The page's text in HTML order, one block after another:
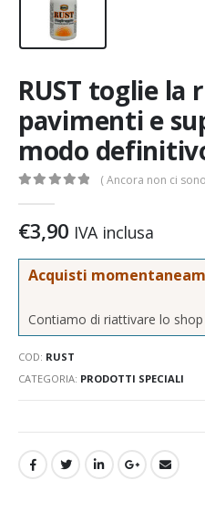
RUST toglie la
pavimenti e
modo
( Ancora non ci
€3,90 IVA inclusa
Acquisti
Contiamo di riattivare lo
COD: RUST
CATEGORIA: PRODOTTI SPECIALI